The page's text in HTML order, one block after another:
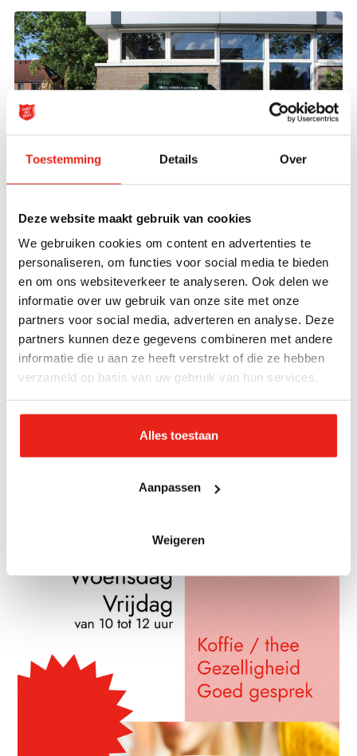
Toestemming Details Over
Deze website maakt gebruik van cookies
We gebruiken cookies om content en advertenties te
personaliseren, om functies voor social media te bieden
en om ons websiteverkeer te analyseren. Ook delen we
informatie over uw gebruik van onze site met onze
partners voor social media, adverteren en analyse. Deze
partners kunnen deze gegevens combineren met andere
informatie die u aan ze heeft verstrekt of die ze hebben
verzameld op basis van uw gebruik van hun services.
Alles toestaan
Aanpassen
Weigeren
Kledingcontainer
Naast ons gebouw aan de Albert Schweitzersingel
69 staat een kledingcontainer
waar u 24/7 uw kleding in kan deponeren.
Volg ons